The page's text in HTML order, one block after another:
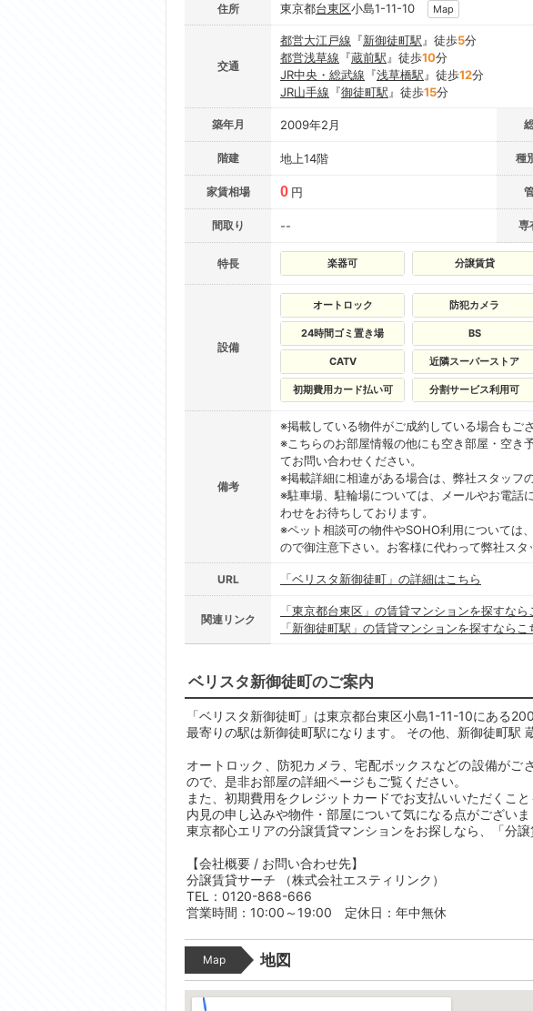
住所 東京都台東区小島1-11-10 Map
交通
都営大江戸線 『新御徒町駅 』徒歩5分
都営浅草線 『蔵前駅 』徒歩10分
JR中央・総武線 『浅草橋駅 』徒歩12分
JR山手線 『御徒町駅 』徒歩15分
築年月 2009年2月
階建 地上14階 種
家賃相場 0 円
間取り -- 専
特長 楽器可 分譲賃貸
設備
オートロック 防犯カメラ
24時間ゴミ置き場 BS
CATV 近隣スーパーストア
初期費用カード払い可 分割サービス利用可
備考
※掲載している物件がご成約している場合もご
※こちらのお部屋情報の他にも空き部屋・空き
てお問い合わせください。
※掲載詳細に相違がある場合は、弊社スタッフ
※駐車場、駐輪場については、メールやお電話
わせをお待ちしております。
※ペット相談可の物件やSOHO利用については
ので御注意下さい。お客様に代わって弊社スタ
URL 「ベリスタ新御徒町」の詳細はこちら
関連リンク
「東京都台東区」の賃貸マンションを探すなら
「新御徒町駅」の賃貸マンションを探すならこ
ベリスタ新御徒町のご案内
「ベリスタ新御徒町」は東京都台東区小島1-11-10にある
最寄りの駅は新御徒町駅になります。 その他、新御徒町駅
オートロック、防犯カメラ、宅配ボックスなどの設備がご
ので、是非お部屋の詳細ページもご覧ください。
また、初期費用をクレジットカードでお支払いいただくこと
内見の申し込みや物件・部屋について気になる点がござい
東京都心エリアの分譲賃貸マンションをお探しなら、「分譲
【会社概要 / お問い合わせ先】
分譲賃貸サーチ （株式会社エスティリンク）
TEL：0120-868-666
営業時間：10:00～19:00 定休日：年中無休
Map 地図